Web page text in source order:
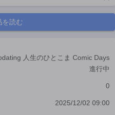
を読む
人生のひとこま Comic Days
進行中
0
2025/12/02 09:00